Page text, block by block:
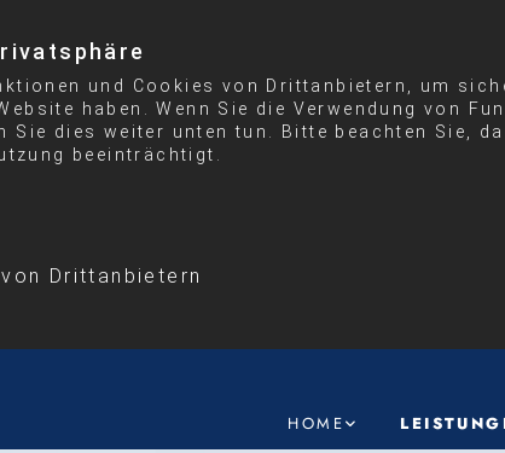
und Cookies von Drittanbietern, um
haben. Wenn Sie die Verwendung von
Sie dies weiter unten tun. Bitte beachten Sie,
beeinträchtigt.
Drittanbietern
HOME